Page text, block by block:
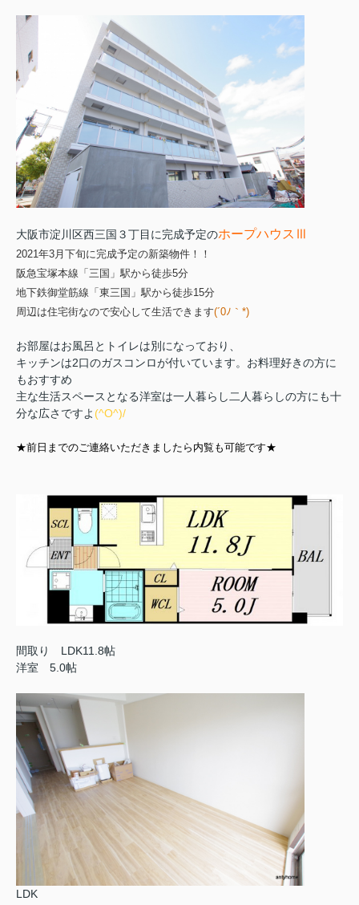
大阪市淀川区西三国３丁目に完成予定のホープハウスⅢ
2021年3月下旬に完成予定の新築物件！！
阪急宝塚本線「三国」駅から徒歩5分
地下鉄御堂筋線「東三国」駅から徒歩15分
周辺は住宅街なので安心して生活できます(´0ﾉ｀*)
お部屋はお風呂とトイレは別になっており、
キッチンは2口のガスコンロが付いています。お料理好きの方に
もおすすめ
主な生活スペースとなる洋室は一人暮らし二人暮らしの方にも十
分な広さですよ (^O^)/
★前日までのご連絡いただきましたら内覧も可能です★
間取り LDK11.8帖
洋室 5.0帖
LDK